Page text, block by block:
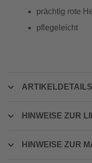
prächtig rote
pflegeleicht
ARTIKELDETAILS
HINWEISE ZUR
HINWEISE ZUR